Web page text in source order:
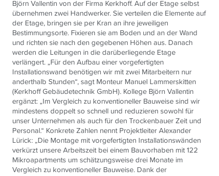
Björn Vallentin von der Firma Kerkhoff. Auf der Etage selbst
übernehmen zwei Handwerker. Sie verteilen die Elemente auf
der Etage, bringen sie per Kran an ihre jeweiligen
Bestimmungsorte. Fixieren sie am Boden und an der Wand
und richten sie nach den gegebenen Höhen aus. Danach
werden die Leitungen in die darüberliegende Etage
verlängert. „Für den Aufbau einer vorgefertigten
Installationswand benötigen wir mit zwei Mitarbeitern nur
anderthalb Stunden“, sagt Monteur Manuel Lammerskitten
(Kerkhoff Gebäudetechnik GmbH). Kollege Björn Vallentin
ergänzt: „Im Vergleich zu konventioneller Bauweise sind wir
mindestens doppelt so schnell und reduzieren sowohl für
unser Unternehmen als auch für den Trockenbauer Zeit und
Personal.“ Konkrete Zahlen nennt Projektleiter Alexander
Lürick: „Die Montage mit vorgefertigten Installationswänden
verkürzt unsere Arbeitszeit bei einem Bauvorhaben mit 122
Mikroapartments um schätzungsweise drei Monate im
Vergleich zu konventioneller Bauweise. Dank der